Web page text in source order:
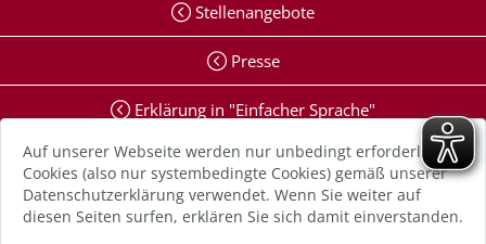
Auf unserer Webseite werden nur unbedingt erforderliche
Cookies (also nur systembedingte Cookies) gemäß unserer
Datenschutzerklärung verwendet. Wenn Sie weiter auf
diesen Seiten surfen, erklären Sie sich damit einverstanden.
Stellenangebote
Presse
Erklärung in "Einfacher Sprache"
Erklärung zur Barrierefreiheit
Digitale Barriere melden